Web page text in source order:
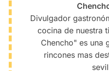
Divulgador
cocina de nuestra
Chencho" es una
rincones mas